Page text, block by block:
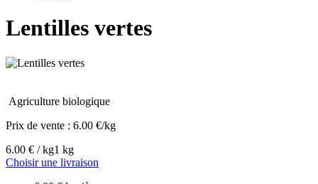
Lentilles vertes
Agriculture biologique
Prix de vente : 6.00 €/kg
6.00 € / kg1 kg
Choisir une livraison